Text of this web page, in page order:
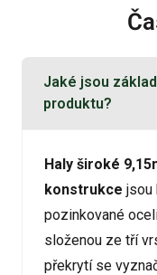
Jaké jsou
produktu?
Haly široké
konstrukce jsou
pozinkované
složenou ze tří
překrytí se